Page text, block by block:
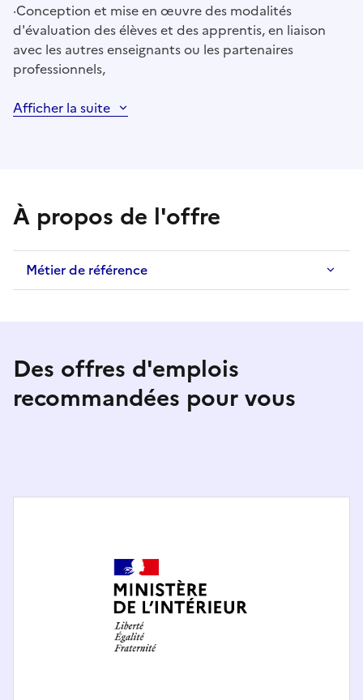
·Conception et mise en œuvre des modalités
d'évaluation des élèves et des apprentis, en liaison
avec les autres enseignants ou les partenaires
professionnels,
Afficher la suite
À propos de l'offre
Métier de référence
Des offres d'emplois
recommandées pour vous